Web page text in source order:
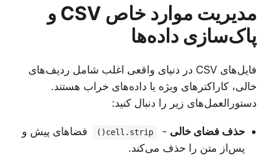
مدیریت موارد خاص CSV و
پاک‌سازی داده‌ها
فایل‌های CSV در دنیای واقعی اغلب شامل ردیف‌های
خالی، کاراکترهای ویژه یا داده‌های خراب هستند.
دستورالعمل‌های زیر را دنبال کنید:
حذف فضای خالی-
cell.strip()
فضاهای پیش و
پس‌از متن را حذف می‌کند.